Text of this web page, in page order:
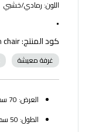
اللون: رمادي/خشبي
•
كود المنتج: Tokyo Modern chair
غرفة معيشة
العرض: 70 سم
الطول: 50 سم